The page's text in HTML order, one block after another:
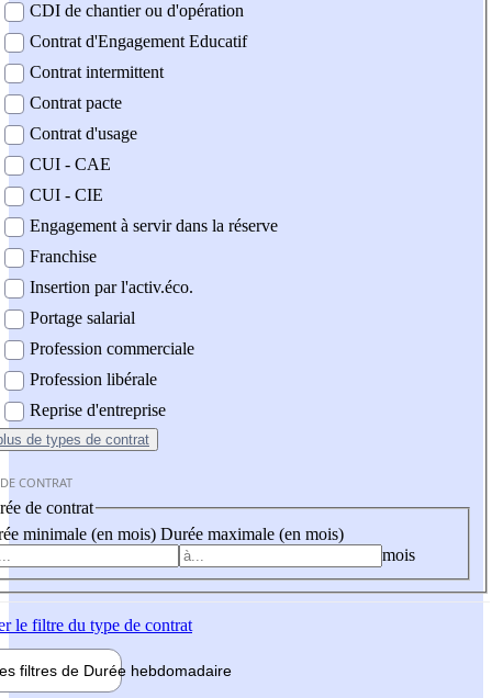
CDI de chantier ou d'opération
Contrat d'Engagement Educatif
Contrat intermittent
Contrat pacte
Contrat d'usage
CUI - CAE
CUI - CIE
Engagement à servir dans la réserve
Franchise
Insertion par l'activ.éco.
Portage salarial
Profession commerciale
Profession libérale
Reprise d'entreprise
de types de contrat
CONTRAT
de contrat
minimale (en mois) Durée maximale (en mois)
mois
le filtre du type de contrat
filtres de Durée hebdomadaire